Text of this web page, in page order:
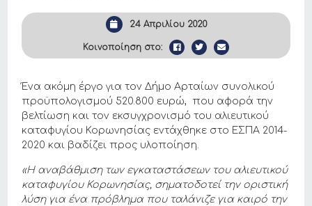
24 Απριλίου 2020
Κοινοποίηση στο:
Ένα ακόμη έργο για τον Δήμο Αρταίων συνολικού
προϋπολογισμού 520.800 ευρώ, που αφορά την
βελτίωση και τον εκσυγχρονισμό του αλιευτικού
καταφυγίου Κορωνησίας εντάχθηκε στο ΕΣΠΑ 2014-
2020 και βαδίζει προς υλοποίηση.
«Η αναβάθμιση των εγκαταστάσεων του αλιευτικού
καταφυγίου Κορωνησίας, σηματοδοτεί την οριστική
λύση για ένα πρόβλημα που ταλάνιζε για καιρό την